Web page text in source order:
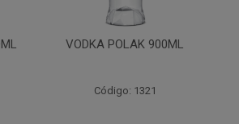
VODKA POLAK 900ML
Código: 1321